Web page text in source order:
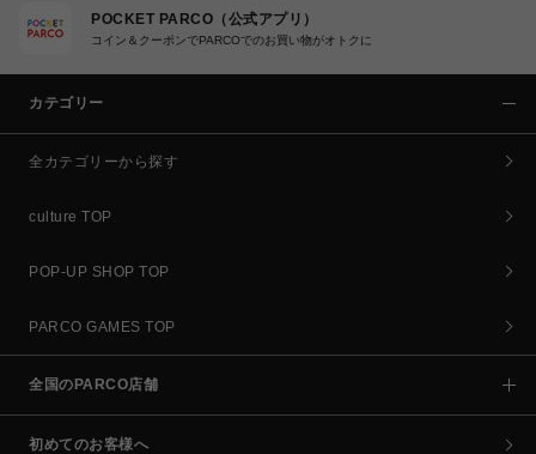
POCKET PARCO（公式アプリ）
コイン＆クーポンでPARCOでのお買い物がオトクに
カテゴリー
全カテゴリーから探す
culture TOP
POP-UP SHOP TOP
PARCO GAMES TOP
全国のPARCO店舗
初めてのお客様へ